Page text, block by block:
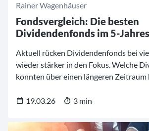
Rainer Wagenhäuser
Fondsvergleich: Die besten
Dividendenfonds im 5-
Aktuell rücken Dividendenfonds bei
wieder stärker in den Fokus. Welche
konnten über einen längeren Zeitraum
die erfolgreichsten Dividendenfonds
19.03.26 3 min